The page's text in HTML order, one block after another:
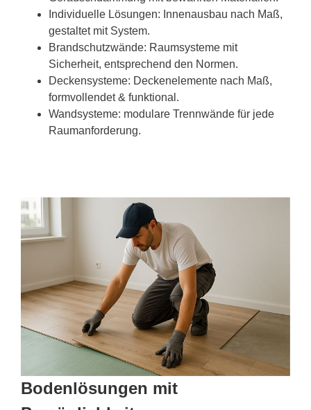
Individuelle Lösungen: Innenausbau nach Maß,
gestaltet mit System.
Brandschutzwände: Raumsysteme mit
Sicherheit, entsprechend den Normen.
Deckensysteme: Deckenelemente nach Maß,
formvollendet & funktional.
Wandsysteme: modulare Trennwände für jede
Raumanforderung.
Bodenlösungen mit